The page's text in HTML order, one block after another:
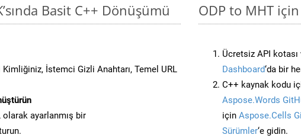
Basit C++ Dönüşümü
Kimliğiniz, İstemci Gizli Anahtarı, Temel URL
ayarlanmış bir
ODP to MHT
Ücretsiz API kotası
Dashboard‘da bir
C++ kaynak kodu
Aspose.Words
için Aspose.Cells
Sürümler‘e gidin.